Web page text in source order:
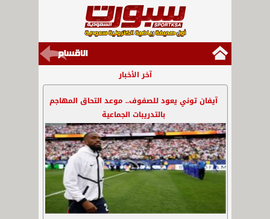
آخر الأخبار
آيفان توني يعود للصفوف.. موعد التحاق المهاجم
بالتدريبات الجماعية